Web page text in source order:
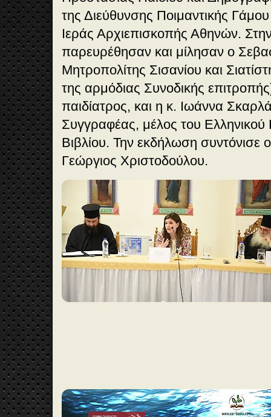
της Διεύθυνσης Ποιμαντικής Γάμου
Ιεράς Αρχιεπισκοπής Αθηνών.
παρευρέθησαν και μίλησαν ο
Μητροπολίτης Σισανίου και
της αρμόδιας Συνοδικής
παιδίατρος, και η κ. Ιωάννα
Συγγραφέας, μέλος του Ελληνικού
Βιβλίου. Την εκδήλωση συντόνισε
Γεώργιος Χριστοδούλου.
0
6
:
2